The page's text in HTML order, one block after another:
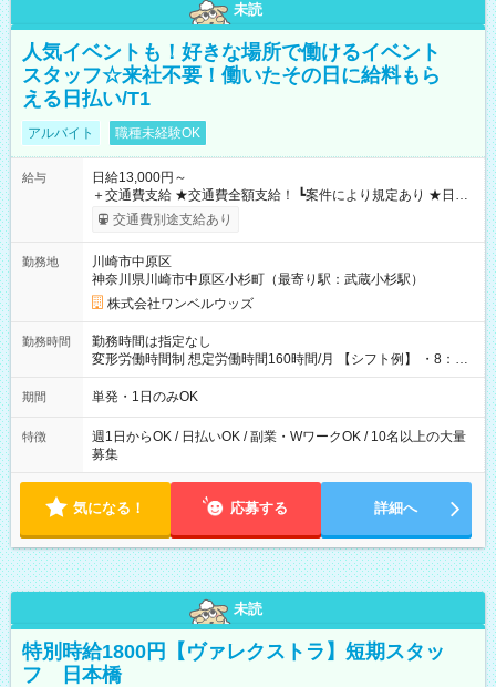
未読
人気イベントも！好きな場所で働けるイベント
スタッフ☆来社不要！働いたその日に給料もら
える日払い/T1
アルバイト 職種未経験OK
給与
日給13,000円～
＋交通費支給 ★交通費全額支給！ ┗案件により規定あり ★日払
いOK！（規定あり） ┗働いたその日に現金GET♪ お仕事後はコ
ンビニATMから 日払い分を引き落とせます！ 【試用期間】試
交通費別途支給あり
勤務地
川崎市中原区
神奈川県川崎市中原区小杉町（最寄り駅：武蔵小杉駅）
株式会社ワンベルウッズ
勤務時間
勤務時間は指定なし
変形労働時間制 想定労働時間160時間/月 【シフト例】 ・8：00
～21：00
期間 単発・1日のみOK
特徴
週1日からOK / 日払いOK / 副業・WワークOK / 10名以上の大量
募集
気になる！ 応募する 詳細へ
未読
特別時給1800円【ヴァレクストラ】短期スタッ
フ 日本橋